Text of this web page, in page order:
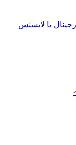
با لایسنس